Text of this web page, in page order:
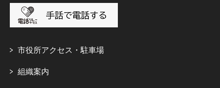
市役所アクセス・駐車場
組織案内